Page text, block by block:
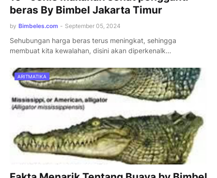
beras By Bimbel Jakarta Timur
by Bimbeles.com - September 05, 2024
Sehubungan harga beras terus meningkat, sehingga
membuat kita kewalahan, disini akan diperkenalk…
ARITMATIKA